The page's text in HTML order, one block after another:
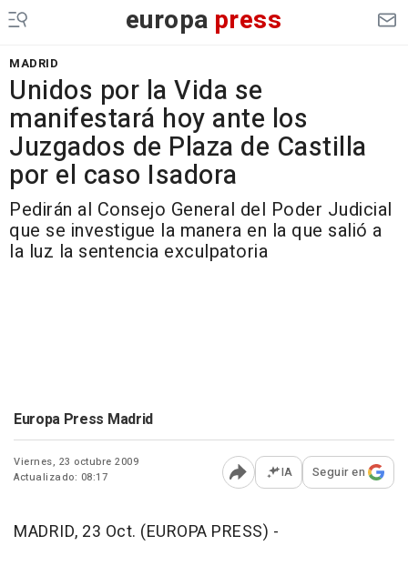
europa press
MADRID
Unidos por la Vida se
manifestará hoy ante los
Juzgados de Plaza de Castilla
por el caso Isadora
Pedirán al Consejo General del Poder Judicial
que se investigue la manera en la que salió a
la luz la sentencia exculpatoria
Europa Press Madrid
Viernes, 23 octubre 2009
Actualizado: 08:17
Abrir opciones para
IA Seguir en
MADRID, 23 Oct. (EUROPA PRESS) -